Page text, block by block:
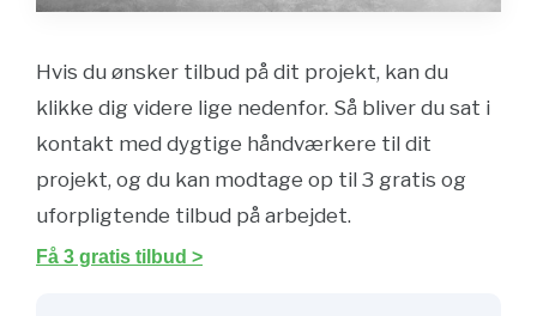
Hvis du ønsker tilbud på dit projekt, kan du
klikke dig videre lige nedenfor. Så bliver du sat i
kontakt med dygtige håndværkere til dit
projekt, og du kan modtage op til 3 gratis og
uforpligtende tilbud på arbejdet.
Få 3 gratis tilbud >